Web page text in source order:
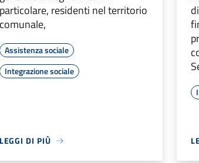
residenti nel territorio
Assistenza sociale
Integrazione sociale
DI PIÙ